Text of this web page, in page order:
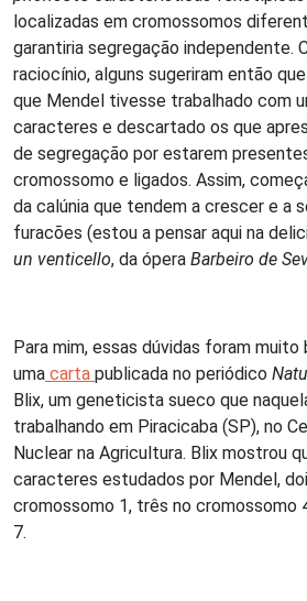
localizadas em cromossomos
garantiria segregação independente.
raciocínio, alguns sugeriram então
que Mendel tivesse trabalhado com
caracteres e descartado os que
de segregação por estarem
cromossomo e ligados. Assim,
da calúnia que tendem a crescer e a
furacões (estou a pensar aqui na
un venticello, da ópera Barbeiro de
Para mim, essas dúvidas foram
uma carta publicada no periódico
Blix, um geneticista sueco que
trabalhando em Piracicaba (SP), no
Nuclear na Agricultura. Blix mostrou
caracteres estudados por Mendel,
cromossomo 1, três no cromossomo
7.